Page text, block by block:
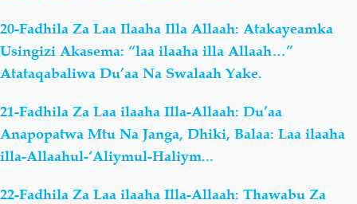
20-Fadhila Za Laa Ilaaha Illa Allaah: Atakayeamka
Usingizi Akasema: “laa ilaaha illa Allaah…”
Atataqabaliwa Du’aa Na Swalaah Yake.
21-Fadhila Za Laa ilaaha Illa-Allaah: Du’aa
Anapopatwa Mtu Na Janga, Dhiki, Balaa: Laa ilaaha
illa-Allaahul-‘Aliymul-Haliym...
22-Fadhila Za Laa ilaaha Illa-Allaah: Thawabu Za